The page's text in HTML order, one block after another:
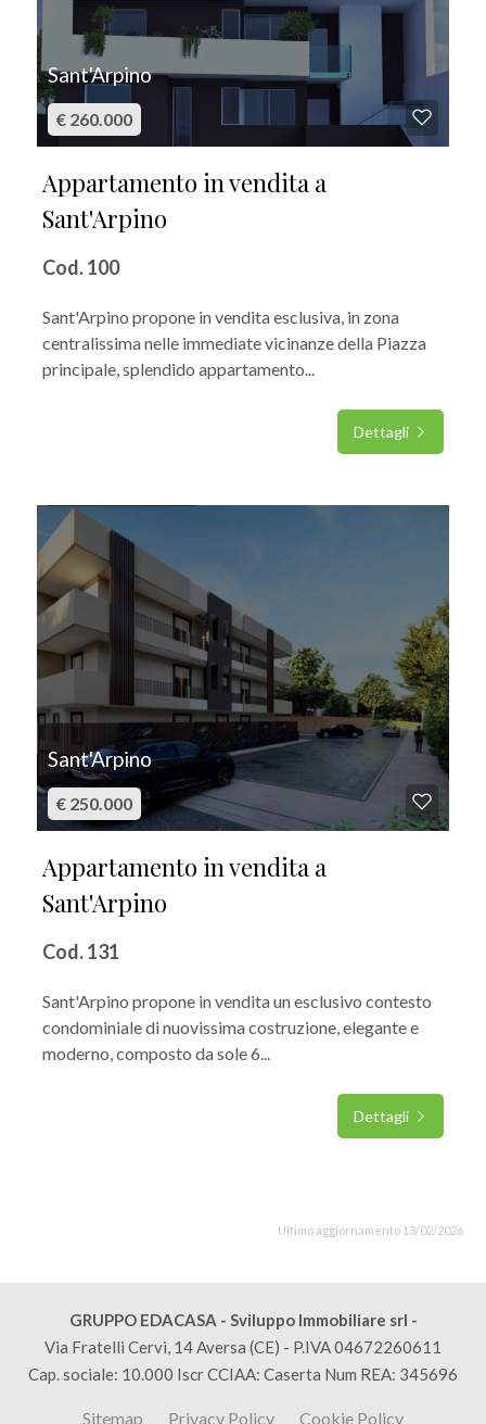
Sant'Arpino
€ 260.000
Appartamento in vendita a
Sant'Arpino
Cod. 100
Sant'Arpino propone in vendita esclusiva, in zona
centralissima nelle immediate vicinanze della Piazza
principale, splendido appartamento...
Dettagli
Sant'Arpino
€ 250.000
Appartamento in vendita a
Sant'Arpino
Cod. 131
Sant'Arpino propone in vendita un esclusivo contesto
condominiale di nuovissima costruzione, elegante e
moderno, composto da sole 6...
Dettagli
Ultimo aggiornamento 13/02/2026
GRUPPO EDACASA - Sviluppo Immobiliare srl -
Via Fratelli Cervi, 14 Aversa (CE) - P.IVA 04672260611
Cap. sociale: 10.000 Iscr CCIAA: Caserta Num REA: 345696
Sitemap Privacy Policy Cookie Policy